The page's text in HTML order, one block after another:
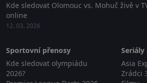
Kde sledovat Olomouc vs. Mohuč živě v
online
12. 03. 2026
Sportovní přenosy
Kde sledovat olympiádu
2026?
Seriály
Asia
Zrádci